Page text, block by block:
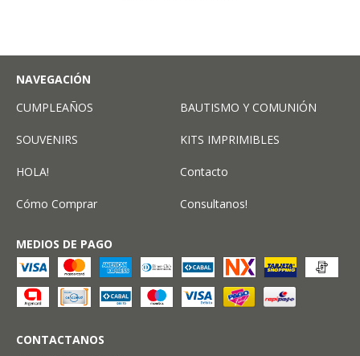
NAVEGACIÓN
CUMPLEAÑOS
BAUTISMO Y COMUNIÓN
SOUVENIRS KITS IMPRIMIBLES
HOLA! Contacto
Cómo Comprar Consultanos!
MEDIOS DE PAGO
CONTACTANOS